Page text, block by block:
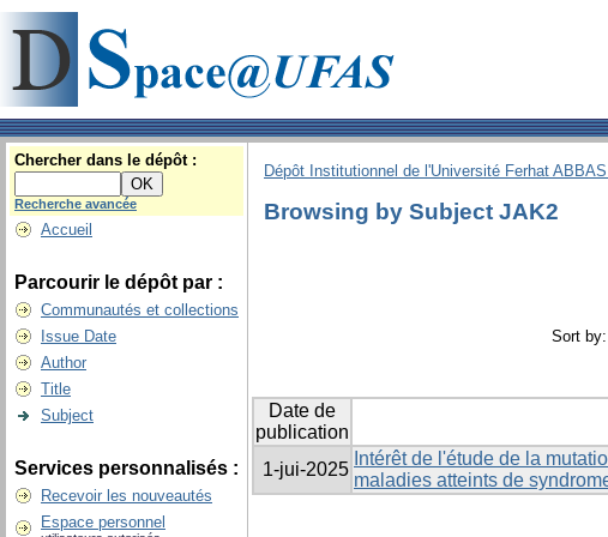
Chercher dans le dépôt :
Recherche avancée
Accueil
Parcourir le dépôt par :
Communautés et collections
Issue Date
Author
Title
Subject
Services personnalisés :
Recevoir les nouveautés
Espace personnel
Dépôt Institutionnel de l'Université Ferhat
Browsing by Subject JAK2
Sort by:
Date de
publication
1-jui-2025
Intérêt de l'étude de la
maladies atteints de